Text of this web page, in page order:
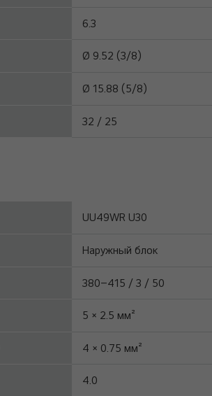
6.3
Ø 9.52 (3/8)
Ø 15.88 (5/8)
32 / 25
UU49WR U30
Наружный блок
380–415 / 3 / 50
5 × 2.5 мм²
4 × 0.75 мм²
4.0